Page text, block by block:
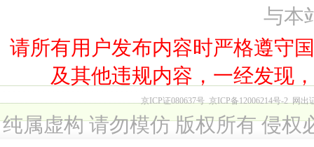
与本
请所有用户发布内容时严格遵守
及其他违规内容，一经发现
京ICP证080637号 京ICP备12006214号-2 网出
纯属虚构 请勿模仿 版权所有 侵权